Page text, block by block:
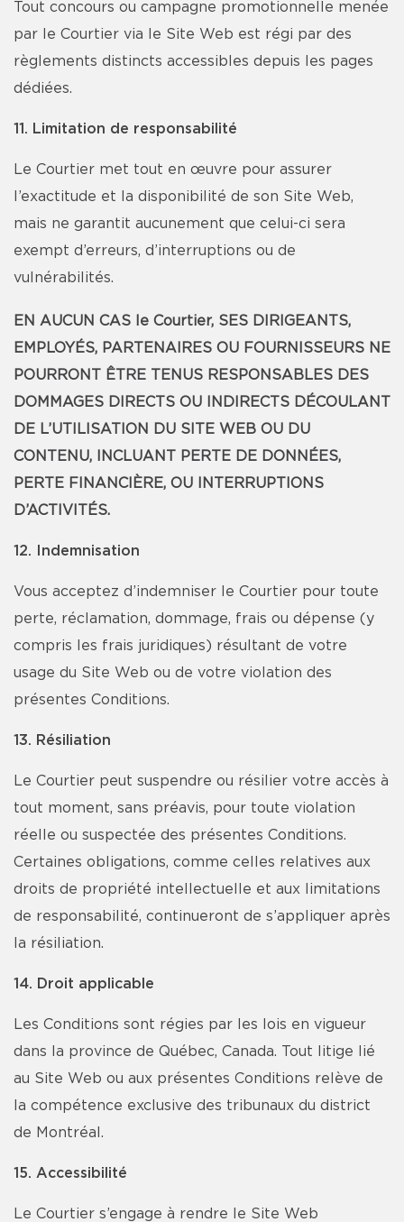
Tout concours ou campagne promotionnelle menée
par le Courtier via le Site Web est régi par des
règlements distincts accessibles depuis les pages
dédiées.
11. Limitation de responsabilité
Le Courtier met tout en œuvre pour assurer
l’exactitude et la disponibilité de son Site Web,
mais ne garantit aucunement que celui-ci sera
exempt d’erreurs, d’interruptions ou de
vulnérabilités.
EN AUCUN CAS le Courtier, SES DIRIGEANTS,
EMPLOYÉS, PARTENAIRES OU FOURNISSEURS NE
POURRONT ÊTRE TENUS RESPONSABLES DES
DOMMAGES DIRECTS OU INDIRECTS DÉCOULANT
DE L’UTILISATION DU SITE WEB OU DU
CONTENU, INCLUANT PERTE DE DONNÉES,
PERTE FINANCIÈRE, OU INTERRUPTIONS
D’ACTIVITÉS.
12. Indemnisation
Vous acceptez d’indemniser le Courtier pour toute
perte, réclamation, dommage, frais ou dépense (y
compris les frais juridiques) résultant de votre
usage du Site Web ou de votre violation des
présentes Conditions.
13. Résiliation
Le Courtier peut suspendre ou résilier votre accès à
tout moment, sans préavis, pour toute violation
réelle ou suspectée des présentes Conditions.
Certaines obligations, comme celles relatives aux
droits de propriété intellectuelle et aux limitations
de responsabilité, continueront de s’appliquer après
la résiliation.
14. Droit applicable
Les Conditions sont régies par les lois en vigueur
dans la province de Québec, Canada. Tout litige lié
au Site Web ou aux présentes Conditions relève de
la compétence exclusive des tribunaux du district
de Montréal.
15. Accessibilité
Le Courtier s’engage à rendre le Site Web